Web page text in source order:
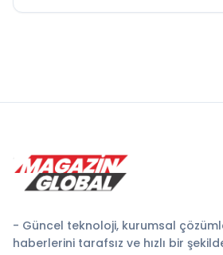
- Güncel teknoloji, kurumsal
haberlerini tarafsız ve hızlı bir